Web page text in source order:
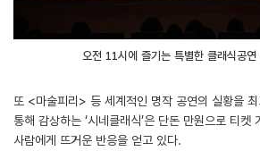
오전 11시에 즐기는 특별한 클래식공연
또 <마술피리> 등 세계적인 명작 공연의 실황을
통해 감상하는 ‘시네클래식’은 단돈 만원으로 티켓
사람에게 뜨거운 반응을 얻고 있다.